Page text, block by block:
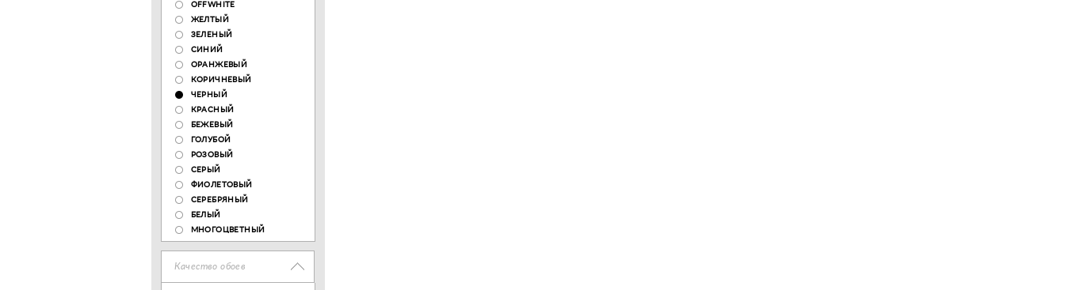
OFFWHITE
ЖЕЛТЫЙ
ЗЕЛЕНЫЙ
СИНИЙ
ОРАНЖЕВЫЙ
КОРИЧНЕВЫЙ
ЧЕРНЫЙ
КРАСНЫЙ
БЕЖЕВЫЙ
ГОЛУБОЙ
РОЗОВЫЙ
СЕРЫЙ
ФИОЛЕТОВЫЙ
СЕРЕБРЯНЫЙ
БЕЛЫЙ
МНОГОЦВЕТНЫЙ
Качество обоев